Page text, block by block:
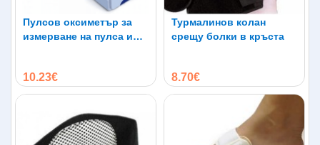
Пулсов оксиметър за
измерване на пулса и
10.23€
Турмалинов колан
срещу болки в кръста
8.70€